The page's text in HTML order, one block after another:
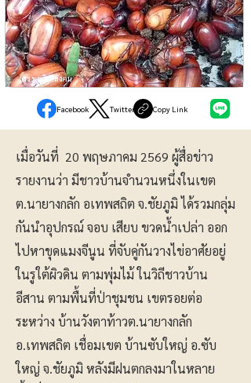
เศรษฐกิจ-สังคม
Facebook Twitter Copy Link
เมื่อวันที่ 20 พฤษภาคม 2569 ผู้สื่อข่าว
รายงานว่า มีชาวบ้านจำนวนหนึ่งในเขต
ต.นายางกลัก อเทพสถิต จ.ชัยภูมิ ได้รวมกลุ่ม
กันนำอุปกรณ์ จอบ เสียบ ขวดน้ำเปล่า ออก
ไปหาขุดแมงจีนูน ที่จับคู่กันวางไข่อาศัยอยู่
ในรูใต้ผิวดิน ตามพุ่มไม้ ในวิถีชาวบ้าน
อีสาน ตามพื้นที่ป่าชุมชน เขตรอยต่อ
ระหว่าง บ้านวังตาท้าวต.นายางกลัก
อ.เทพสถิต เชื่อมเขต บ้านซับใหญ่ อ.ซับ
ใหญ่ จ.ชัยภูมิ หลังมีฝนตกลงมาในหลาย